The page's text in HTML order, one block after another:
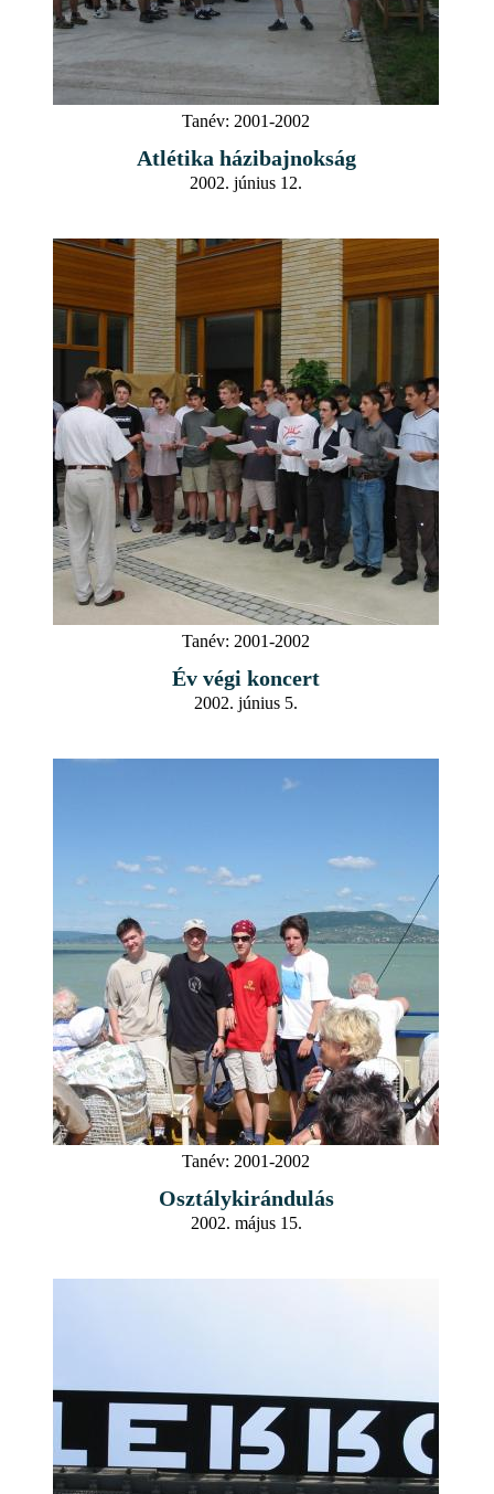
Tanév: 2001-2002
Atlétika házibajnokság
2002. június 12.
Tanév: 2001-2002
Év végi koncert
2002. június 5.
Tanév: 2001-2002
Osztálykirándulás
2002. május 15.